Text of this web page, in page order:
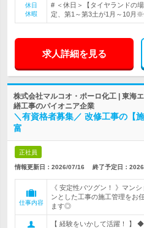
休日
休暇
# ＜休日＞【タイヤランドの
定、第1～第3土が1月～10月※
求人詳細を見る
株式会社マルコオ・ポーロ化工 | 東海
繕工事のパイオニア企業
＼有資格者募集／ 改修工事の
富
正社員
情報更新日：2026/07/16 終了予定日：
仕事内容
《 安定性バツグン！ 》マン
ンとした工事の施工管理をお
ます◎
【 経験をいかして活躍！ 】